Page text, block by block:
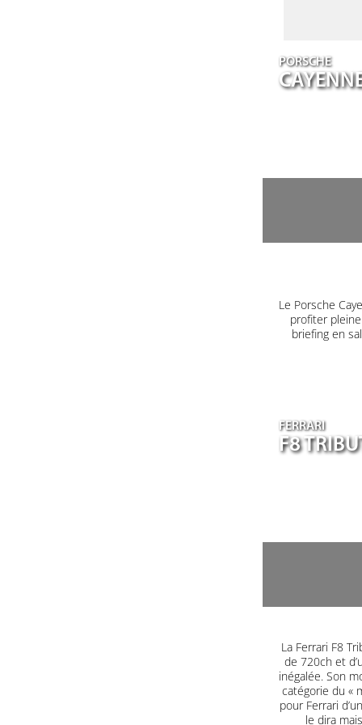
PORSCHE
Le Porsche
profiter
briefing en
FERRARI
F8
La Ferrari F8
de 720ch et
inégalée. Son
catégorie du «
pour Ferrari
le dira